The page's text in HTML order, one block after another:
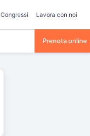
Congressi Lavora con noi
Prenota online